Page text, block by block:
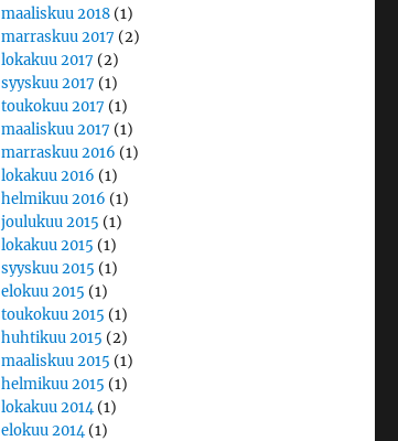
maaliskuu 2018 (1)
marraskuu 2017 (2)
lokakuu 2017 (2)
syyskuu 2017 (1)
toukokuu 2017 (1)
maaliskuu 2017 (1)
marraskuu 2016 (1)
lokakuu 2016 (1)
helmikuu 2016 (1)
joulukuu 2015 (1)
lokakuu 2015 (1)
syyskuu 2015 (1)
elokuu 2015 (1)
toukokuu 2015 (1)
huhtikuu 2015 (2)
maaliskuu 2015 (1)
helmikuu 2015 (1)
lokakuu 2014(1)
elokuu 2014(1)